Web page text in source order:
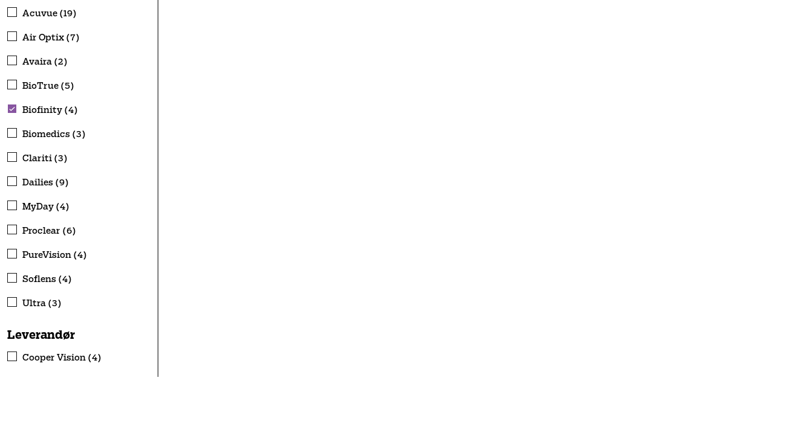
Acuvue (19)
Air Optix (7)
Avaira (2)
BioTrue (5)
Biofinity (4)
Biomedics (3)
Clariti (3)
Dailies (9)
MyDay (4)
Proclear (6)
PureVision (4)
Soflens (4)
Ultra (3)
Leverandør
Cooper Vision (4)